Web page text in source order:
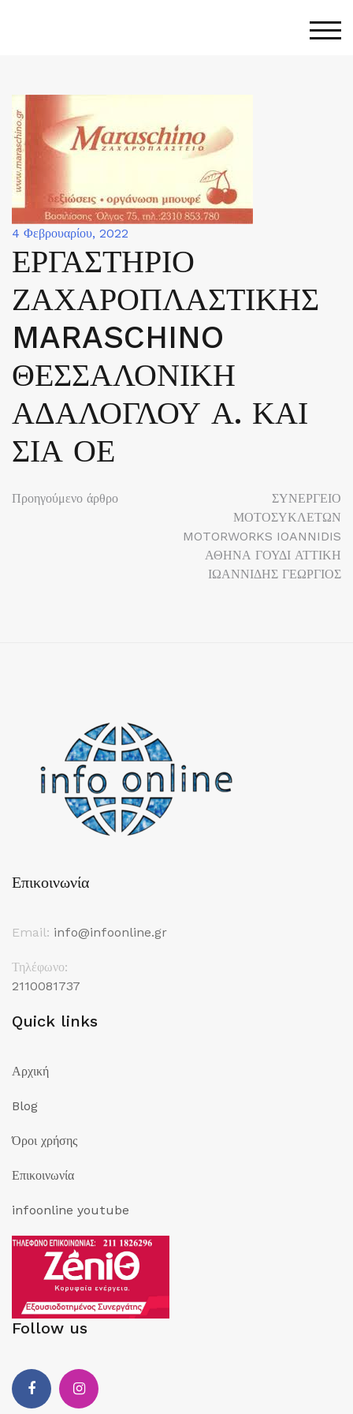
4 Φεβρουαρίου, 2022
ΕΡΓΑΣΤΗΡΙΟ
ΖΑΧΑΡΟΠΛΑΣΤΙΚΗΣ
MARASCHINO
ΘΕΣΣΑΛΟΝΙΚΗ
ΑΔΑΛΟΓΛΟΥ Α. ΚΑΙ
ΣΙΑ ΟΕ
Πλοήγηση
Προηγούμενο άρθρο
ΣΥΝΕΡΓΕΙΟ
ΜΟΤΟΣΥΚΛΕΤΩΝ
MOTORWORKS IOANNIDIS
ΑΘΗΝΑ ΓΟΥΔΙ ΑΤΤΙΚΗ
ΙΩΑΝΝΙΔΗΣ ΓΕΩΡΓΙΟΣ
Επικοινωνία
Email: info@infoonline.gr
Τηλέφωνο:
2110081737
Quick links
Αρχική
Blog
Όροι χρήσης
Επικοινωνία
infoonline youtube
Follow us